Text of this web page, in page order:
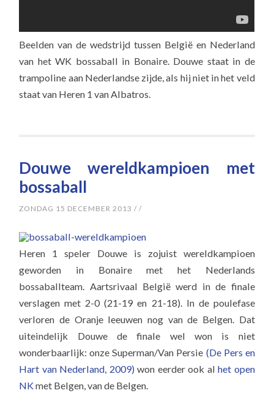
Beelden van de wedstrijd tussen België en Nederland
van het WK bossaball in Bonaire. Douwe staat in de
trampoline aan Nederlandse zijde, als hij niet in het veld
staat van Heren 1 van Albatros.
Douwe wereldkampioen met
bossaball
ZONDAG 15 DECEMBER 2013 //
Heren 1 speler Douwe is zojuist wereldkampioen
geworden in Bonaire met het Nederlands
bossaballteam. Aartsrivaal België werd in de finale
verslagen met 2-0 (21-19 en 21-18). In de poulefase
verloren de Oranje leeuwen nog van de Belgen. Dat
uiteindelijk Douwe de finale wel won is niet
wonderbaarlijk: onze Superman/Van Persie (De Pers en
Hart van Nederland, 2009)won eerder ook alhet open
NKmet Belgen, van de Belgen.